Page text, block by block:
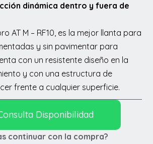
dinámica dentro y fuera de
AT M – RF10, es la mejor llanta para
y sin pavimentar para
con un resistente diseño en la
y con una estructura de
frente a cualquier superficie.
continuar con la compra?
Disponibilidad